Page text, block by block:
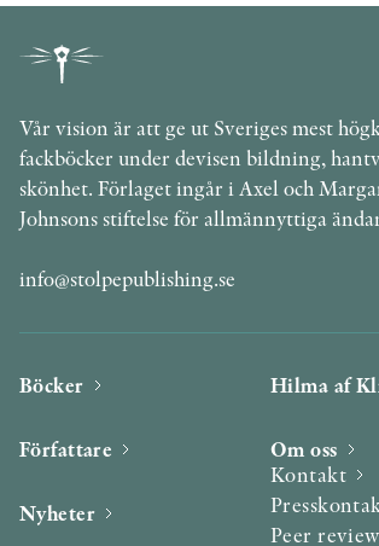
Vår vision är att ge ut Sveriges mest
fackböcker under devisen bildning,
skönhet. Förlaget ingår i Axel och
Johnsons stiftelse för allmännyttiga
info@stolpepublishing.se
Böcker
Författare
Nyheter
Hilma af
Om oss
Kontakt
Peer